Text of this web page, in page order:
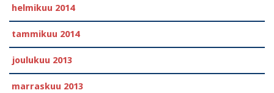
helmikuu 2014
tammikuu 2014
joulukuu 2013
marraskuu 2013